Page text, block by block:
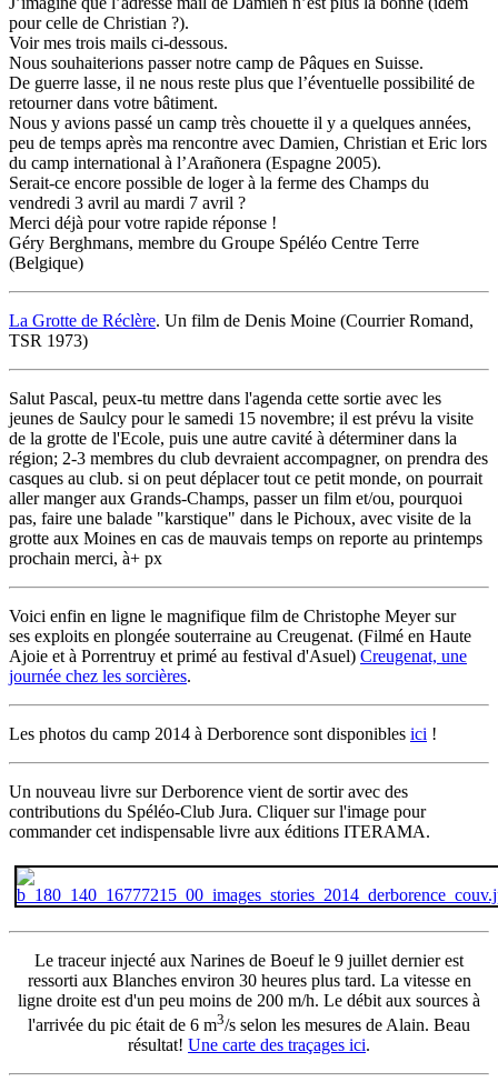
pour celle de Christian ?).
Voir mes trois mails ci-dessous.
Nous souhaiterions passer notre camp de Pâques en Suisse.
De guerre lasse, il ne nous reste plus que l’éventuelle possibilité de
retourner dans votre bâtiment.
Nous y avions passé un camp très chouette il y a quelques années,
peu de temps après ma rencontre avec Damien, Christian et Eric lors
du camp international à l’Arañonera (Espagne 2005).
Serait-ce encore possible de loger à la ferme des Champs du
vendredi 3 avril au mardi 7 avril ?
Merci déjà pour votre rapide réponse !
Géry Berghmans, membre du Groupe Spéléo Centre Terre
(Belgique)
La Grotte de Réclère. Un film de Denis Moine (Courrier Romand,
TSR 1973)
Salut Pascal, peux-tu mettre dans l'agenda cette sortie avec les
jeunes de Saulcy pour le samedi 15 novembre; il est prévu la visite
de la grotte de l'Ecole, puis une autre cavité à déterminer dans la
région; 2-3 membres du club devraient accompagner, on prendra des
casques au club. si on peut déplacer tout ce petit monde, on pourrait
aller manger aux Grands-Champs, passer un film et/ou, pourquoi
pas, faire une balade "karstique" dans le Pichoux, avec visite de la
grotte aux Moines en cas de mauvais temps on reporte au printemps
prochain merci, à+ px
Voici enfin en ligne le magnifique film de Christophe Meyer sur
ses exploits en plongée souterraine au Creugenat. (Filmé en Haute
Ajoie et à Porrentruy et primé au festival d'Asuel) Creugenat, une
journée chez les sorcières.
Les photos du camp 2014 à Derborence sont disponibles ici !
Un nouveau livre sur Derborence vient de sortir avec des
contributions du Spéléo-Club Jura. Cliquer sur l'image pour
commander cet indispensable livre aux éditions ITERAMA.
Le traceur injecté aux Narines de Boeuf le 9 juillet dernier est
ressorti aux Blanches environ 30 heures plus tard. La vitesse en
ligne droite est d'un peu moins de 200 m/h. Le débit aux sources à
l'arrivée du pic était de 6 m3/s selon les mesures de Alain. Beau
résultat! Une carte des traçages ici.